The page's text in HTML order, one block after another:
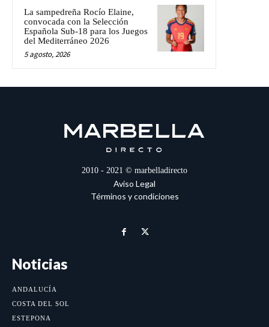
La sampedreña Rocío Elaine,
convocada con la Selección
Española Sub-18 para los Juegos
del Mediterráneo 2026
5 agosto, 2026
2010 - 2021 © marbelladirecto
Aviso Legal
Términos y condiciones
Noticias
ANDALUCÍA
COSTA DEL SOL
ESTEPONA